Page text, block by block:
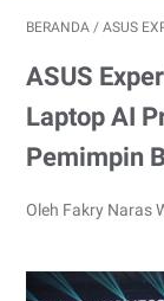
BERANDA / ASUS
ASUS
Laptop AI
Pemimpin
Oleh Fakry Naras